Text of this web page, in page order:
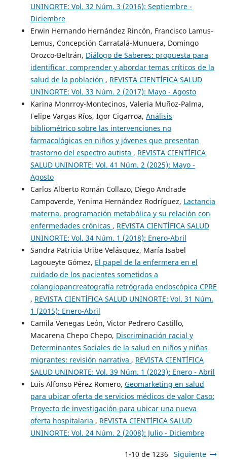
UNINORTE: Vol. 32 Núm. 3 (2016): Septiembre -
Diciembre
Erwin Hernando Hernández Rincón, Francisco Lamus-
Lemus, Concepción Carratalá-Munuera, Domingo
Orozco-Beltrán, Diálogo de Saberes: propuesta para
identificar, comprender y abordar temas críticos de la
salud de la población , REVISTA CIENTÍFICA SALUD
UNINORTE: Vol. 33 Núm. 2 (2017): Mayo - Agosto
Karina Monrroy-Montecinos, Valeria Muñoz-Palma,
Felipe Vargas Ríos, Igor Cigarroa, Análisis
bibliométrico sobre las intervenciones no
farmacológicas en niños y jóvenes que presentan
trastorno del espectro autista , REVISTA CIENTÍFICA
SALUD UNINORTE: Vol. 41 Núm. 2 (2025): Mayo -
Agosto
Carlos Alberto Román Collazo, Diego Andrade
Campoverde, Yenima Hernández Rodríguez, Lactancia
materna, programación metabólica y su relación con
enfermedades crónicas , REVISTA CIENTÍFICA SALUD
UNINORTE: Vol. 34 Núm. 1 (2018): Enero-Abril
Sandra Patricia Uribe Velásquez, María Isabel
Lagoueyte Gómez, El papel de la enfermera en el
cuidado de los pacientes sometidos a
colangiopancreatografía retrógrada endoscópica CPRE
, REVISTA CIENTÍFICA SALUD UNINORTE: Vol. 31 Núm.
1 (2015): Enero-Abril
Camila Venegas León, Victor Pedrero Castillo,
Macarena Chepo Chepo, Discriminación racial y
Determinantes Sociales de la salud en niños y niñas
migrantes: revisión narrativa , REVISTA CIENTÍFICA
SALUD UNINORTE: Vol. 39 Núm. 1 (2023): Enero - Abril
Luis Alfonso Pérez Romero, Geomarketing en salud
para ubicar oferta de servicios médicos de valor Caso:
Proyecto de investigación para ubicar una nueva
oferta hospitalaria , REVISTA CIENTÍFICA SALUD
UNINORTE: Vol. 24 Núm. 2 (2008): Julio - Diciembre
1-10 de 1236 Siguiente